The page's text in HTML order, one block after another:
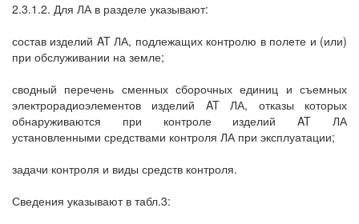
2.3.1.2. Для ЛА в разделе указывают:
состав изделий AT ЛА, подлежащих контролю в полете и (или)
при обслуживании на земле;
сводный перечень сменных сборочных единиц и съемных
электрорадиоэлементов изделий AT ЛА, отказы которых
обнаруживаются при контроле изделий AT ЛА
установленными средствами контроля ЛА при эксплуатации;
задачи контроля и виды средств контроля.
Сведения указывают в табл.3: